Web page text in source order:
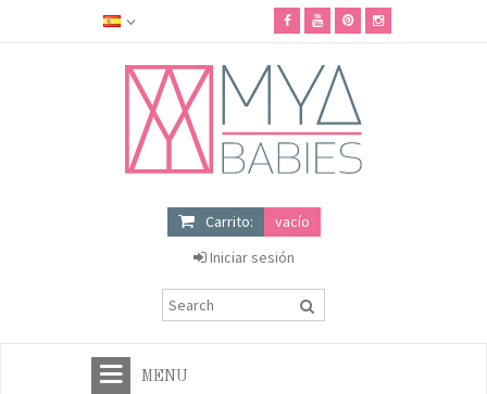
Carrito:
vacío
Iniciar sesión
MENU